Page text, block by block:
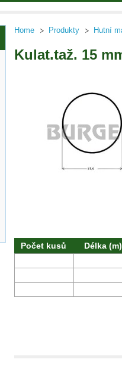
Home Produkty Hutní
Kulat.taž. 15
Počet kusů Délka (m)